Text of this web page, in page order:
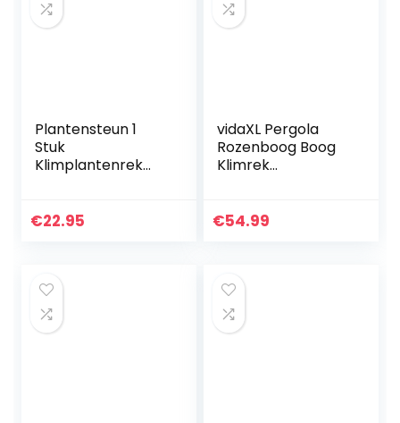
Plantensteun 1
Stuk
Klimplantenrek
€22.95
vidaXL Pergola
Rozenboog Boog
Klimrek
Hout
€54.99